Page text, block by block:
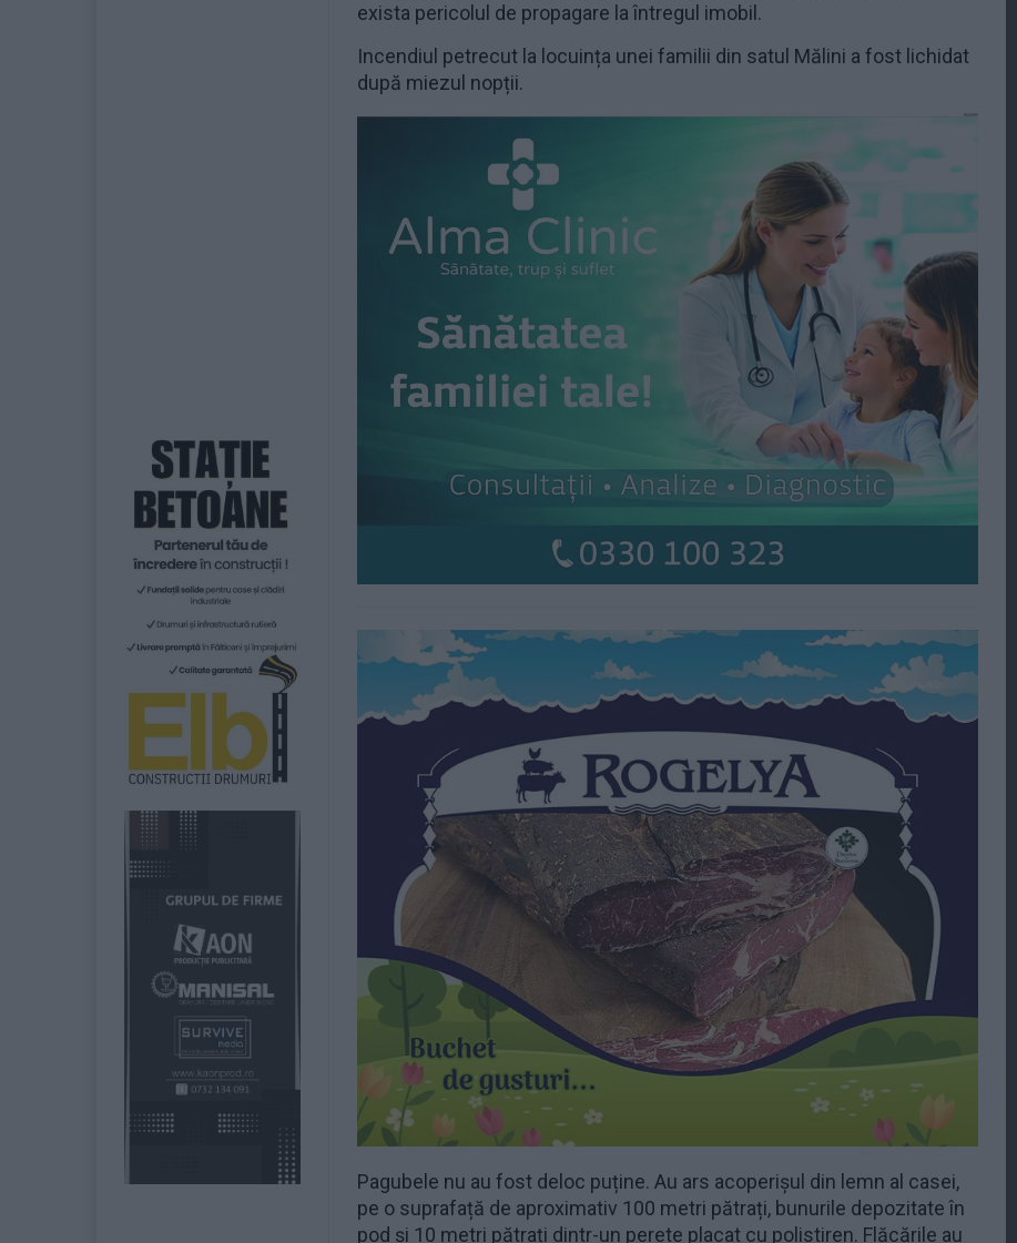
exista pericolul de propagare la întregul imobil.
Incendiul petrecut la locuința unei familii din satul Mălini a fost lichidat
după miezul nopții.
Pagubele nu au fost deloc puține. Au ars acoperișul din lemn al casei,
pe o suprafață de aproximativ 100 metri pătrați, bunurile depozitate în
pod și 10 metri pătrați dintr-un perete placat cu polistiren. Flăcările au